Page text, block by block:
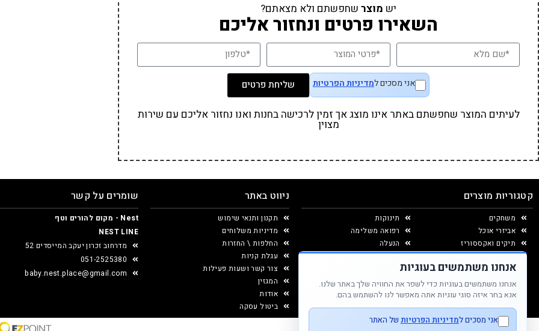
יש מוצר שחפשתם ולא מצאתם?
השאירו פרטים ונחזור אליכם
אני מסכים למדיניות הפרטיות שליחת פרטים
לעיתים המוצר שחפשתם באתר אינו מוצג אך זמין לרכישה בחנות ואנו נחזור אליכם עם שירות
מצוין
קטגוריות מוצרים
משחקים
אביזרי אוכל
תיקים ואקססוריז
יצירה ומוצרי נייר
עיצוב החדר
תינוקות
רפואה משלימה
הנעלה
ניווט באתר
תקנון ותנאי שימוש
מדיניות משלוחים
החלפות \ החזרות
עגלת קניות
צור קשר ושעות פעילות
המגזין
אודות
ביטול עסקה
שומרים על קשר
Nest - מקום להורים וטף
NEST LINE
מדרחוב זכרון יעקב המייסדים 52
051-2525380
baby.nest.place@gmail.com
אנחנו משתמשים בעוגיות
אנחנו משתמשים בעוגיות כדי לשפר את החוויה שלך באתר שלנו.
אנא בחר איזה סוגי עוגיות אתה מאפשר לנו להשתמש בהם.
אני מסכים למדיניות הפרטיות של האתר